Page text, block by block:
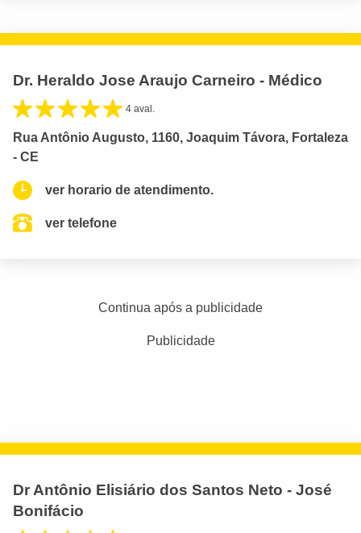
Dr. Heraldo Jose Araujo Carneiro - Médico
4 aval.
Rua Antônio Augusto, 1160, Joaquim Távora, Fortaleza
- CE
ver horario de atendimento.
ver telefone
Continua após a publicidade
Publicidade
Dr Antônio Elisiário dos Santos Neto - José
Bonifácio